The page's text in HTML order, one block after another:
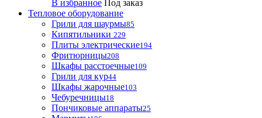
В избранное Под заказ
Тепловое оборудование
Грили для шаурмы85
Кипятильники 229
Плиты электрические194
Фритюрницы208
Шкафы расстоечные109
Грили для кур44
Шкафы жарочные103
Чебуречницы18
Пончиковые аппараты25